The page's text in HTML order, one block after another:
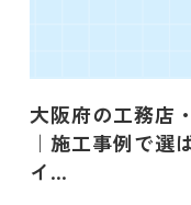
大阪府の工務店
｜施工事例で選
イ…